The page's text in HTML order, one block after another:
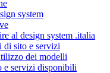
system
al design system .italia
di sito e servizi
dei modelli
e servizi disponibili